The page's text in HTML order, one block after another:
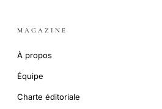
MAGAZINE
À propos
Équipe
Charte éditoriale